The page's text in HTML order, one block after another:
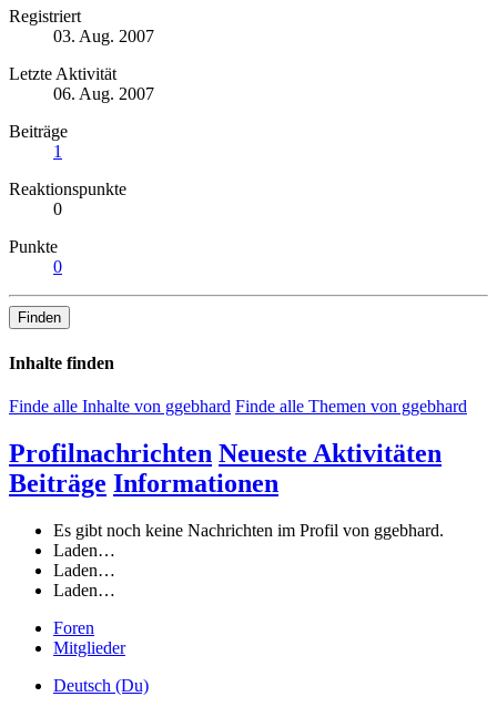
Registriert
03. Aug. 2007
Letzte Aktivität
06. Aug. 2007
Beiträge
1
Reaktionspunkte
0
Punkte
0
Finden
Inhalte finden
Finde alle Inhalte von ggebhard Finde alle Themen von ggebhard
Profilnachrichten Neueste Aktivitäten
Beiträge Informationen
Es gibt noch keine Nachrichten im Profil von ggebhard.
Laden…
Laden…
Laden…
Foren
Mitglieder
Deutsch (Du)